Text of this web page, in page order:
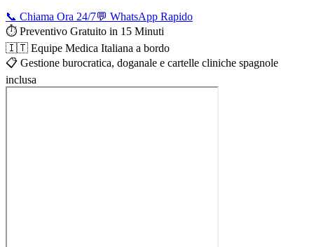
📞 Chiama Ora 24/7💬 WhatsApp Rapido
⏱️ Preventivo Gratuito in 15 Minuti
🇮🇹 Equipe Medica Italiana a bordo
📋 Gestione burocratica, doganale e cartelle cliniche spagnole
inclusa